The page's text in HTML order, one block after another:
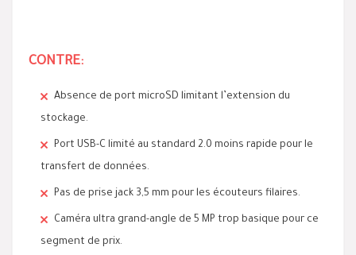
CONTRE:
Absence de port microSD limitant l’extension du
stockage.
Port USB-C limité au standard 2.0 moins rapide pour le
transfert de données.
Pas de prise jack 3,5 mm pour les écouteurs filaires.
Caméra ultra grand-angle de 5 MP trop basique pour ce
segment de prix.